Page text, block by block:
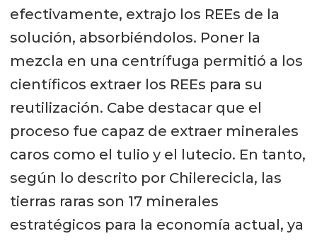
efectivamente, extrajo los REEs de la
solución, absorbiéndolos. Poner la
mezcla en una centrífuga permitió a los
científicos extraer los REEs para su
reutilización. Cabe destacar que el
proceso fue capaz de extraer minerales
caros como el tulio y el lutecio. En tanto,
según lo descrito por Chilerecicla, las
tierras raras son 17 minerales
estratégicos para la economía actual, ya